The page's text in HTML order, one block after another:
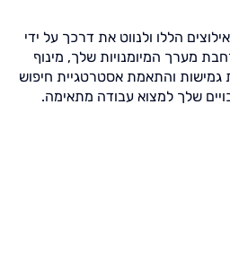
הללו ולנווט את דרכך על ידי
מערך המיומנויות שלך, מינוף
גמישות והתאמת אסטרטגיית חיפוש
שלך למצוא עבודה מתאימה.